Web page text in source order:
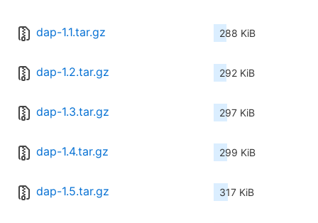
dap-1.1.tar.gz 288 KiB
dap-1.2.tar.gz 292 KiB
dap-1.3.tar.gz 297 KiB
dap-1.4.tar.gz 299 KiB
dap-1.5.tar.gz 317 KiB